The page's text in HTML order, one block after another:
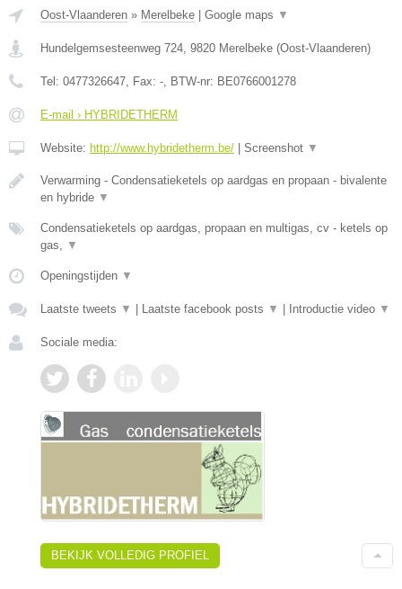
Oost-Vlaanderen » Merelbeke | Google maps ▼
Hundelgemsesteenweg 724 9820 Merelbeke (Oost-Vlaanderen)
Tel: 0477326647 , Fax: - , BTW-nr: BE0766001278
E-mail › HYBRIDETHERM
Website: http://www.hybridetherm.be/ | Screenshot ▼
Verwarming - Condensatieketels op aardgas en propaan - bivalente
en hybride ▼
Condensatieketels op aardgas, propaan en multigas, cv - ketels op
gas,
▼
Openingstijden ▼
Laatste tweets ▼ | Laatste facebook posts ▼ | Introductie video ▼
Sociale media:
BEKIJK VOLLEDIG PROFIEL